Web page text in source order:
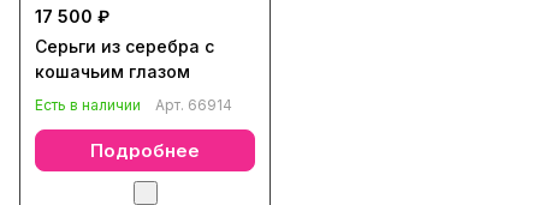
17 500 ₽
Серьги из серебра с
кошачьим глазом
Есть в наличии Арт. 66914
Подробнее